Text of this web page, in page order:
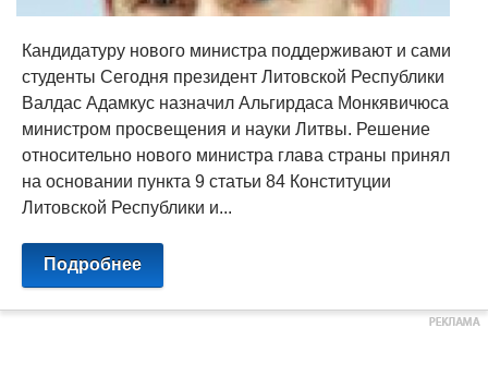
Кандидатуру нового министра поддерживают и сами
студенты Сегодня президент Литовской Республики
Валдас Адамкус назначил Альгирдаса Монкявичюса
министром просвещения и науки Литвы. Решение
относительно нового министра глава страны принял
на основании пункта 9 статьи 84 Конституции
Литовской Республики и...
Подробнее